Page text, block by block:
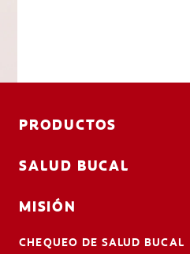
PRODUCTOS
SALUD BUCAL
MISIÓN
CHEQUEO DE SALUD BUCAL